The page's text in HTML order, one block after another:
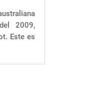
2009,
Este es